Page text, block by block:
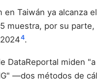
Taiwán ya alcanza
muestra, por su
4.
miden
—dos métodos de